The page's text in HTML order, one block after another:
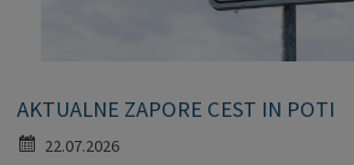
AKTUALNE ZAPORE CEST IN POTI
22.07.2026